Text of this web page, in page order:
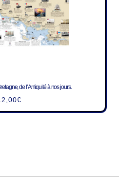
de l’Antiquité à nos jours.
€